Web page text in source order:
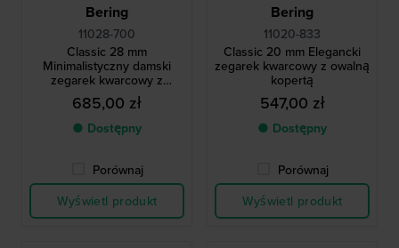
Bering
11028-700
Classic 28 mm
Minimalistyczny damski
zegarek kwarcowy z
kryształowymi indeksami
685,00 zł
● Dostępny
Porównaj
Wyświetl produkt
Bering
11020-833
Classic 20 mm Elegancki
zegarek kwarcowy z owalną
kopertą
547,00 zł
● Dostępny
Porównaj
Wyświetl produkt